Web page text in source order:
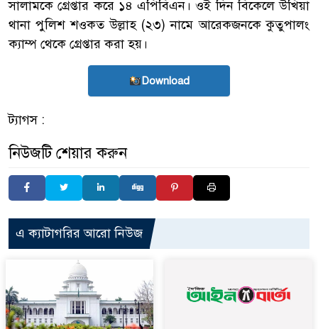
সালামকে গ্রেপ্তার করে ১৪ এপিবিএন। ওই দিন বিকেলে উখিয়া
থানা পুলিশ শওকত উল্লাহ (২৩) নামে আরেকজনকে কুতুপালং
ক্যাম্প থেকে গ্রেপ্তার করা হয়।
Download
ট্যাগস :
নিউজটি শেয়ার করুন
এ ক্যাটাগরির আরো নিউজ